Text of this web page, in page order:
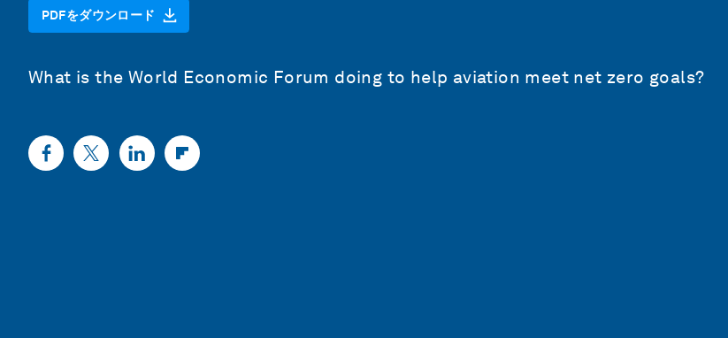
PDFをダウンロード
What is the World Economic Forum doing to help aviation meet net zero goals?